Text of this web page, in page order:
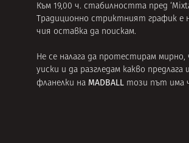
Към 19,00 ч. стабилността пред
Традиционно стриктният график е
чия оставка да поискам.
Не се налага да протестирам
уиски и да разгледам какво
фланелки на MADBALL този път има